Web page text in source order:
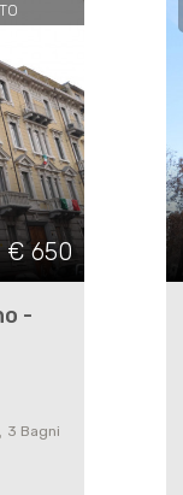
€ 650
-
3 Bagni